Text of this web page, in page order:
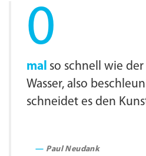
0
mal so schnell wie der
Wasser, also
schneidet es den
Paul Neudank